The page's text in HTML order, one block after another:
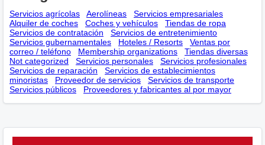
Servicios agrícolas Aerolíneas
Servicios empresariales
Alquiler de coches
Coches y vehículos
Tiendas de ropa
Servicios de contratación
Servicios de entretenimiento
Servicios gubernamentales
Hoteles / Resorts
Ventas por
correo / teléfono
Membership оrganizations
Tiendas diversas
Not categorized
Servicios personales
Servicios profesionales
Servicios de reparación
Servicios de establecimientos
minoristas
Proveedor de servicios
Servicios de transporte
Servicios públicos
Proveedores y fabricantes al por mayor